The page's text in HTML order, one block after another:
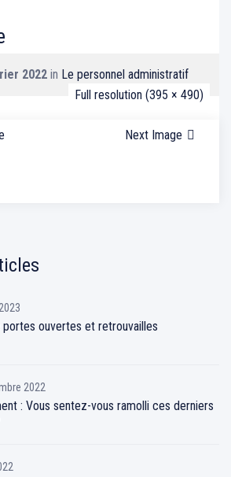
2022 in Le personnel administratif
Full resolution (395 × 490)
Next Image
portes ouvertes et retrouvailles
2022
: Vous sentez-vous ramolli ces derniers